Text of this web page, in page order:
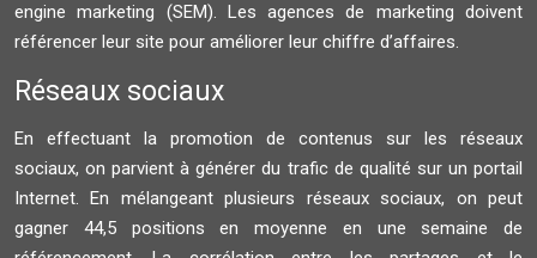
engine marketing (SEM). Les agences de marketing doivent
référencer leur site pour améliorer leur chiffre d’affaires.
Réseaux sociaux
En effectuant la promotion de contenus sur les réseaux
sociaux, on parvient à générer du trafic de qualité sur un portail
Internet. En mélangeant plusieurs réseaux sociaux, on peut
gagner 44,5 positions en moyenne en une semaine de